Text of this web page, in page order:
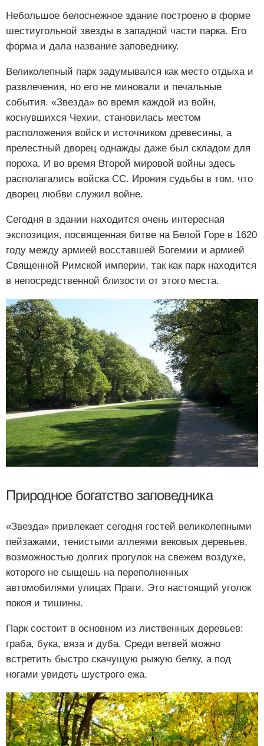
Небольшое белоснежное здание построено в форме
шестиугольной звезды в западной части парка. Его
форма и дала название заповеднику.
Великолепный парк задумывался как место отдыха и
развлечения, но его не миновали и печальные
события. «Звезда» во время каждой из войн,
коснувшихся Чехии, становилась местом
расположения войск и источником древесины, а
прелестный дворец однажды даже был складом для
пороха. И во время Второй мировой войны здесь
располагались войска СС. Ирония судьбы в том, что
дворец любви служил войне.
Сегодня в здании находится очень интересная
экспозиция, посвященная битве на Белой Горе в 1620
году между армией восставшей Богемии и армией
Священной Римской империи, так как парк находится
в непосредственной близости от этого места.
Природное богатство заповедника
«Звезда» привлекает сегодня гостей великолепными
пейзажами, тенистыми аллеями вековых деревьев,
возможностью долгих прогулок на свежем воздухе,
которого не сыщешь на переполненных
автомобилями улицах Праги. Это настоящий уголок
покоя и тишины.
Парк состоит в основном из лиственных деревьев:
граба, бука, вяза и дуба. Среди ветвей можно
встретить быстро скачущую рыжую белку, а под
ногами увидеть шустрого ежа.